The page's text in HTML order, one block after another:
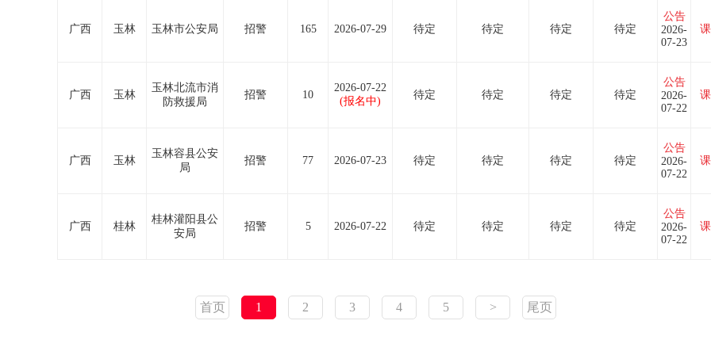
广西 玉林 玉林市公安局 招警 165 2026-07-29 待定 待定 待定 待定
公告
2026-
07-23
广西 玉林
玉林北流市消
防救援局
招警 10
2026-07-22
(报名中)
待定 待定 待定 待定
公告
2026-
07-22
广西 玉林
玉林容县公安
局
招警 77 2026-07-23 待定 待定 待定 待定
公告
2026-
07-22
广西 桂林
桂林灌阳县公
安局
招警 5 2026-07-22 待定 待定 待定 待定
公告
2026-
07-22
首页 1 2 3 4 5 > 尾页